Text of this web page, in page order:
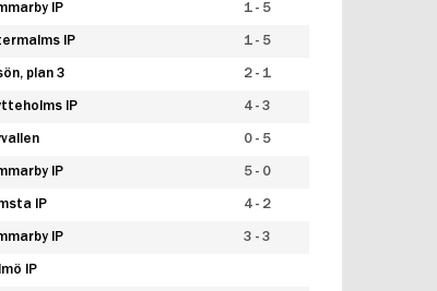
IP 1 - 5
IP 1 - 5
plan 3 2 - 1
IP 4 - 3
0 - 5
IP 5 - 0
IP 4 - 2
IP 3 - 3
IP